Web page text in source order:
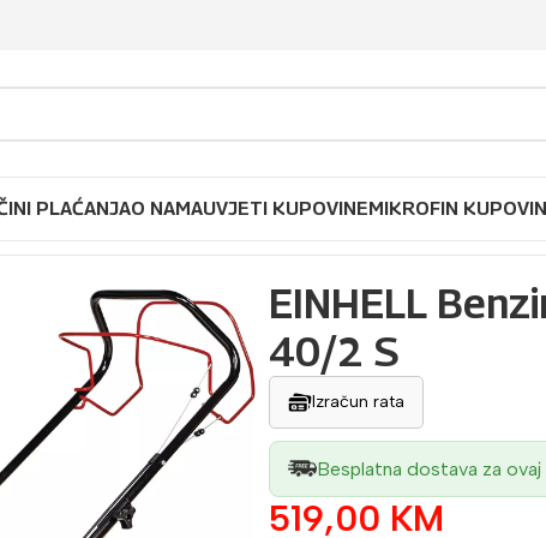
PLAĆANJAO NAMAUVJETI KUPOVINEMIKROFIN
EINHELL
40/2 S
Izračun rata
Besplatna dostava za
519,00 KM